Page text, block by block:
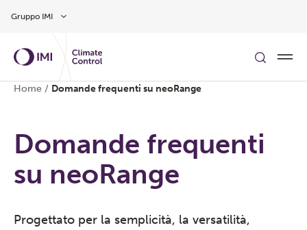
Gruppo IMI
Home / Domande frequenti su neoRange
Domande frequenti
su neoRange
Progettato per la semplicità, la versatilità,